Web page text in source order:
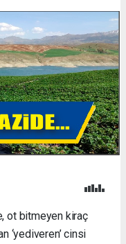
ot bitmeyen kiraç
‘yediveren’ cinsi